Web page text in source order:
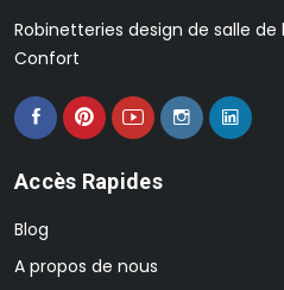
Robinetteries design de salle
Confort
Accès Rapides
Blog
A propos de nous